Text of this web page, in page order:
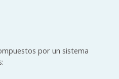
por un sistema